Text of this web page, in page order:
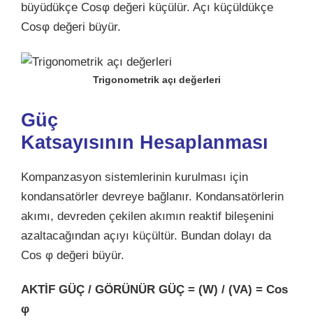
büyüdükçe Cosφ değeri küçülür. Açı küçüldükçe
Cosφ değeri büyür.
Trigonometrik açı değerleri
Güç
Katsayısının Hesaplanması
Kompanzasyon sistemlerinin kurulması için
kondansatörler devreye bağlanır. Kondansatörlerin
akımı, devreden çekilen akımın reaktif bileşenini
azaltacağından açıyı küçültür. Bundan dolayı da
Cos φ değeri büyür.
AKTİF GÜÇ / GÖRÜNÜR GÜÇ = (W) / (VA) = Cos
φ